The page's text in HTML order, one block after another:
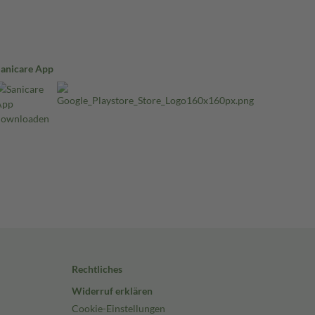
App
Rechtliches
Widerruf erklären
Cookie-Einstellungen